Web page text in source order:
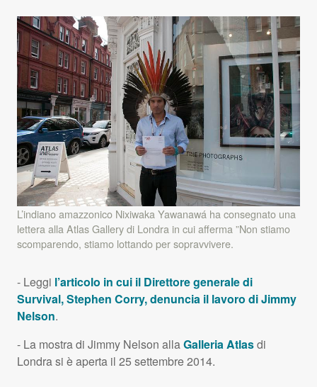
L’indiano amazzonico Nixiwaka Yawanawá ha consegnato una
lettera alla Atlas Gallery di Londra in cui afferma ”Non stiamo
scomparendo, stiamo lottando per sopravvivere.
- Leggi l’articolo in cui il Direttore generale di
Survival, Stephen Corry, denuncia il lavoro di Jimmy
Nelson.
- La mostra di Jimmy Nelson allaGalleria Atlasdi
Londra si è aperta il 25 settembre 2014.